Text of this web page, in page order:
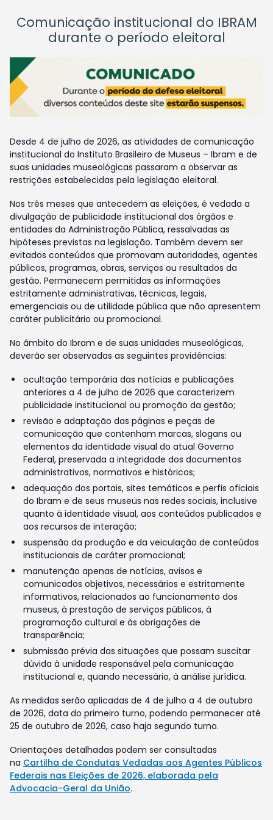
Comunicação institucional do IBRAM
durante o período eleitoral
Desde 4 de julho de 2026, as atividades de comunicação
institucional do Instituto Brasileiro de Museus – Ibram e de
suas unidades museológicas passaram a observar as
restrições estabelecidas pela legislação eleitoral.
Nos três meses que antecedem as eleições, é vedada a
divulgação de publicidade institucional dos órgãos e
entidades da Administração Pública, ressalvadas as
hipóteses previstas na legislação. Também devem ser
evitados conteúdos que promovam autoridades, agentes
públicos, programas, obras, serviços ou resultados da
gestão. Permanecem permitidas as informações
estritamente administrativas, técnicas, legais,
emergenciais ou de utilidade pública que não apresentem
caráter publicitário ou promocional.
No âmbito do Ibram e de suas unidades museológicas,
deverão ser observadas as seguintes providências:
ocultação temporária das notícias e publicações
anteriores a 4 de julho de 2026 que caracterizem
publicidade institucional ou promoção da gestão;
revisão e adaptação das páginas e peças de
comunicação que contenham marcas, slogans ou
elementos da identidade visual do atual Governo
Federal, preservada a integridade dos documentos
administrativos, normativos e históricos;
adequação dos portais, sites temáticos e perfis oficiais
do Ibram e de seus museus nas redes sociais, inclusive
quanto à identidade visual, aos conteúdos publicados e
aos recursos de interação;
suspensão da produção e da veiculação de conteúdos
institucionais de caráter promocional;
manutenção apenas de notícias, avisos e
comunicados objetivos, necessários e estritamente
informativos, relacionados ao funcionamento dos
museus, à prestação de serviços públicos, à
programação cultural e às obrigações de
transparência;
submissão prévia das situações que possam suscitar
dúvida à unidade responsável pela comunicação
institucional e, quando necessário, à análise jurídica.
As medidas serão aplicadas de 4 de julho a 4 de outubro
de 2026, data do primeiro turno, podendo permanecer até
25 de outubro de 2026, caso haja segundo turno.
Orientações detalhadas podem ser consultadas
na Cartilha de Condutas Vedadas aos Agentes Públicos
Federais nas Eleições de 2026, elaborada pela
Advocacia-Geral da União.